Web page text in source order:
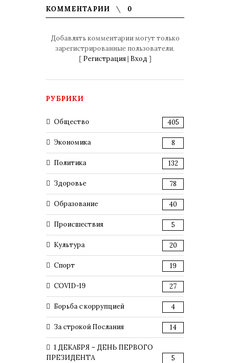
КОММЕНТАРИИ 0
Добавлять комментарии могут только
зарегистрированные пользователи.
[ Регистрация| Вход ]
РУБРИКИ
Общество 405
Экономика 8
Политика 132
Здоровье 78
Образование 40
Происшествия 5
Культура 20
Спорт 19
COVID-19 27
Борьба с коррупцией 4
За строкой Послания 14
1 ДЕКАБРЯ – ДЕНЬ ПЕРВОГО
ПРЕЗИДЕНТА
5